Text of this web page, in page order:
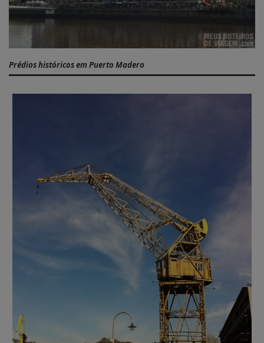
Prédios históricos em Puerto Madero